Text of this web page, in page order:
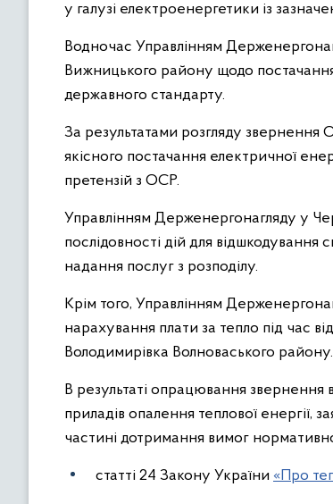
у галузі електроенергетики із
Водночас Управлінням
Вижницького району щодо постачання
державного стандарту.
За результатами розгляду
якісного постачання електричної
претензій з ОСР.
Управлінням Держенергонагляду у
послідовності дій для
надання послуг з розподілу.
Крім того, Управлінням
нарахування плати за тепло під час
Володимирівка Волноваського району.
В результаті опрацювання
приладів опалення теплової енергії,
частині дотримання вимог
статті 24 Закону України «Про